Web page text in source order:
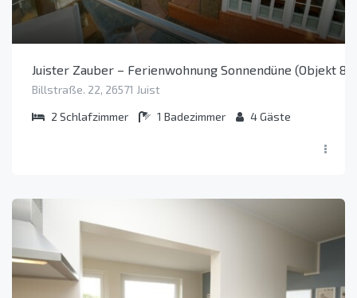
Juister Zauber – Ferienwohnung Sonnendüne (Objekt
Billstraße. 22, 26571 Juist
2 Schlafzimmer 1 Badezimmer 4Gäste